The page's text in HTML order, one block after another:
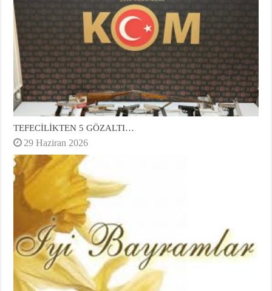
TEFECİLİKTEN 5 GÖZALTI…
29 Haziran 2026